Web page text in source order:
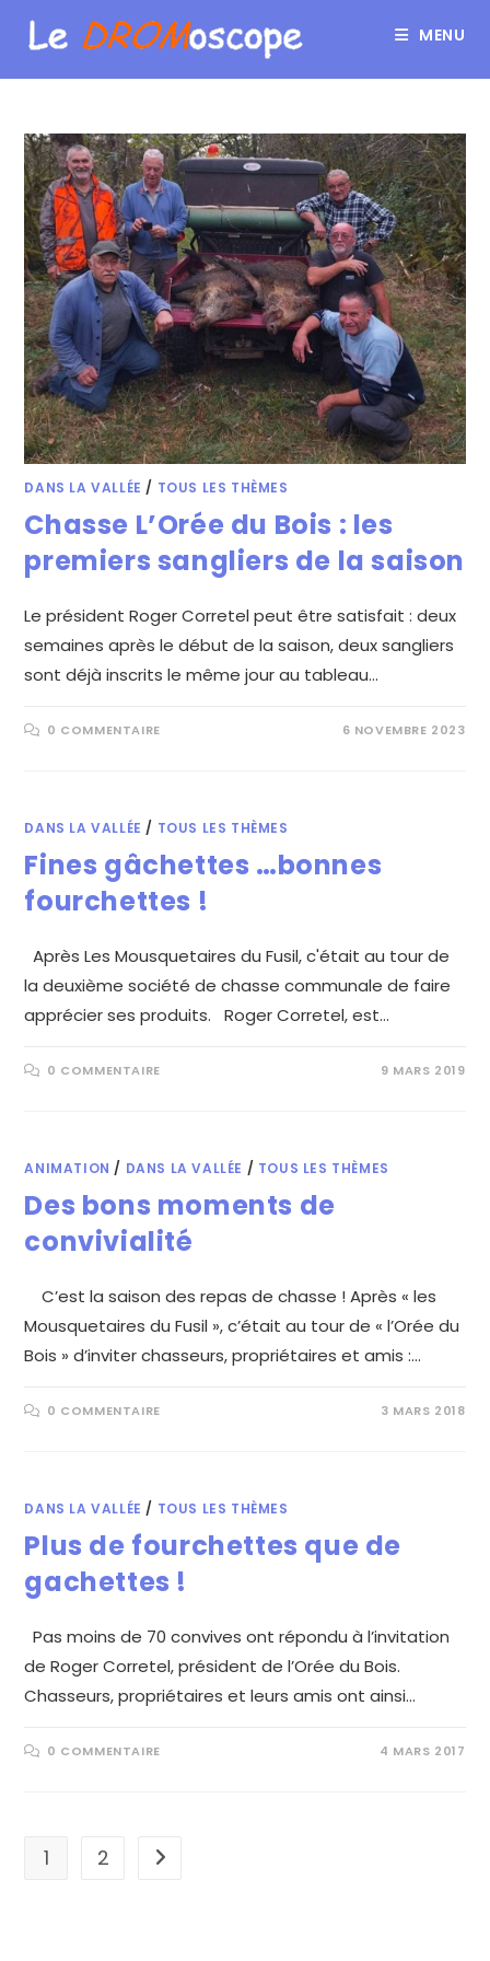
MENU
DANS LA VALLÉE / TOUS LES THÈMES
Chasse L’Orée du Bois : les
premiers sangliers de la saison
Le président Roger Corretel peut être satisfait : deux
semaines après le début de la saison, deux sangliers
sont déjà inscrits le même jour au tableau…
0 COMMENTAIRE 6 NOVEMBRE 2023
DANS LA VALLÉE / TOUS LES THÈMES
Fines gâchettes …bonnes
fourchettes !
Après Les Mousquetaires du Fusil, c'était au tour de
la deuxième société de chasse communale de faire
apprécier ses produits. Roger Corretel, est…
0 COMMENTAIRE 9 MARS 2019
ANIMATION / DANS LA VALLÉE / TOUS LES THÈMES
Des bons moments de
convivialité
C’est la saison des repas de chasse ! Après « les
Mousquetaires du Fusil », c’était au tour de « l’Orée du
Bois » d’inviter chasseurs, propriétaires et amis :…
0 COMMENTAIRE 3 MARS 2018
DANS LA VALLÉE / TOUS LES THÈMES
Plus de fourchettes que de
gachettes !
Pas moins de 70 convives ont répondu à l’invitation
de Roger Corretel, président de l’Orée du Bois.
Chasseurs, propriétaires et leurs amis ont ainsi…
0 COMMENTAIRE 4 MARS 2017
1 2